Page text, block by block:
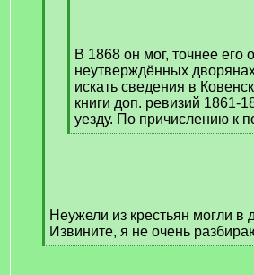
В 1868 он мог, точнее его
неутверждённых
искать сведения в
книги доп. ревизий 1861-
уезду. По причислению к
[
Неужели из крестьян могли в
Извините, я не очень
[